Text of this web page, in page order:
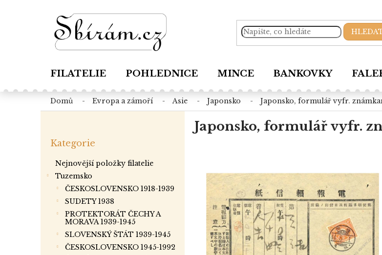
FILATELIE POHLEDNICE MINCE BANKOVKY
domů evropa a zámoří asie japonsko japonsko, formulář vyfr.
kategorie
Kategorie
Nejnovější položky filatelie
Tuzemsko
ČESKOSLOVENSKO 1918-1939
SUDETY 1938
PROTEKTORÁT ČECHY A
MORAVA 1939-1945
SLOVENSKÝ ŠTÁT 1939-1945
ČESKOSLOVENSKO 1945-1992
Japonsko, formulář vyfr.